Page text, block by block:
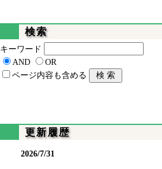
検索
キーワード
AND
OR
ページ内容も含める
更新履歴
2026/7/31